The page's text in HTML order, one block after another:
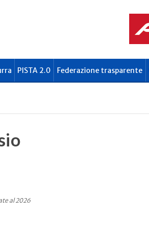
PISTA 2.0 Federazione trasparente
al 2026